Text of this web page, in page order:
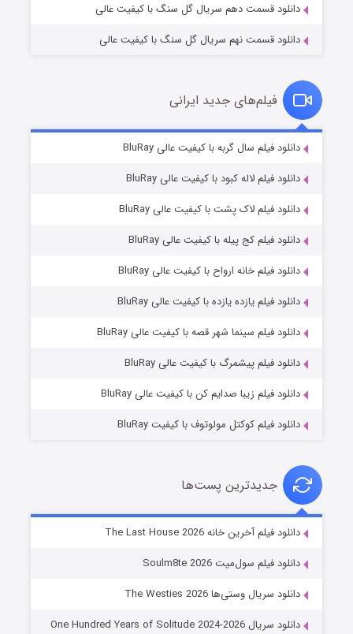
قسمت۷ (زیرنویس) منتشر شد
خاندان اژدها فصل ۳
دانلود قسمت دهم سریال گل سنگ با کیفیت عالی
دانلود قسمت نهم سریال گل سنگ با کیفیت عالی
فیلم‌های جدید ایرانی
دانلود فیلم سال گربه با کیفیت عالی BluRay
دانلود فیلم لاله کبود با کیفیت عالی BluRay
دانلود فیلم لاک پشت با کیفیت عالی BluRay
دانلود فیلم کج‌ پیله با کیفیت عالی BluRay
دانلود فیلم خانه ارواح با کیفیت عالی BluRay
دانلود فیلم یازده یازده با کیفیت عالی BluRay
دانلود فیلم سینما شهر قصه با کیفیت عالی BluRay
دانلود فیلم پیشمرگ با کیفیت عالی BluRay
دانلود فیلم زیبا صدایم کن با کیفیت عالی BluRay
دانلود فیلم کوکتل مولوتوف با کیفیت BluRay
جدیدترین پست‌ها
دانلود فیلم آخرین خانه The Last House 2026
دانلود فیلم سول‌میت Soulm8te 2026
دانلود سریال وستی‌ها The Westies 2026
دانلود سریال One Hundred Years of Solitude 2024-2026